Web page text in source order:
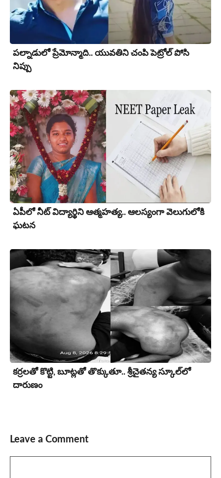
పల్నాడులో ప్రేమోన్మాది.. యువ‌తిని చంపి పెట్రోల్ పోసి
నిప్పు
ఏపీలో నీట్ విద్యార్థిని ఆత్మహత్య.. ఆలస్యంగా వెలుగులోకి
ఘ‌ట‌న‌
కర్రలతో కొట్టి, బూట్లతో తొక్కుతూ.. శ్రీచైతన్య స్కూల్‌లో
దారుణం
Leave a Comment